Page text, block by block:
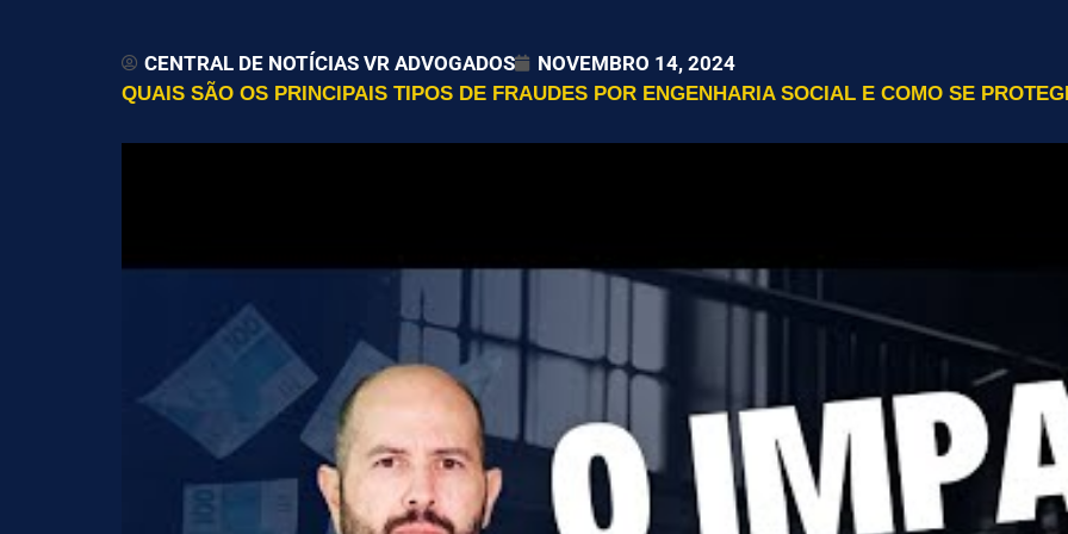
CENTRAL DE NOTÍCIAS VR ADVOGADOS NOVEMBRO 14, 2024
QUAIS SÃO OS PRINCIPAIS TIPOS DE FRAUDES POR ENGENHARIA SOCIAL E COMO SE